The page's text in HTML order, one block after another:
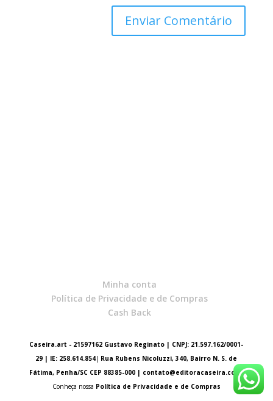
Minha conta
Política de Privacidade e de Compras
Cash Back
Caseira.art - 21597162 Gustavo Reginato | CNPJ: 21.597.162/0001-
29 | IE: 258.614.854| Rua Rubens Nicoluzzi, 340, Bairro N. S. de
Fátima, Penha/SC CEP 88385-000 | contato@editoracaseira.com
Conheça nossa Política de Privacidade e de Compras